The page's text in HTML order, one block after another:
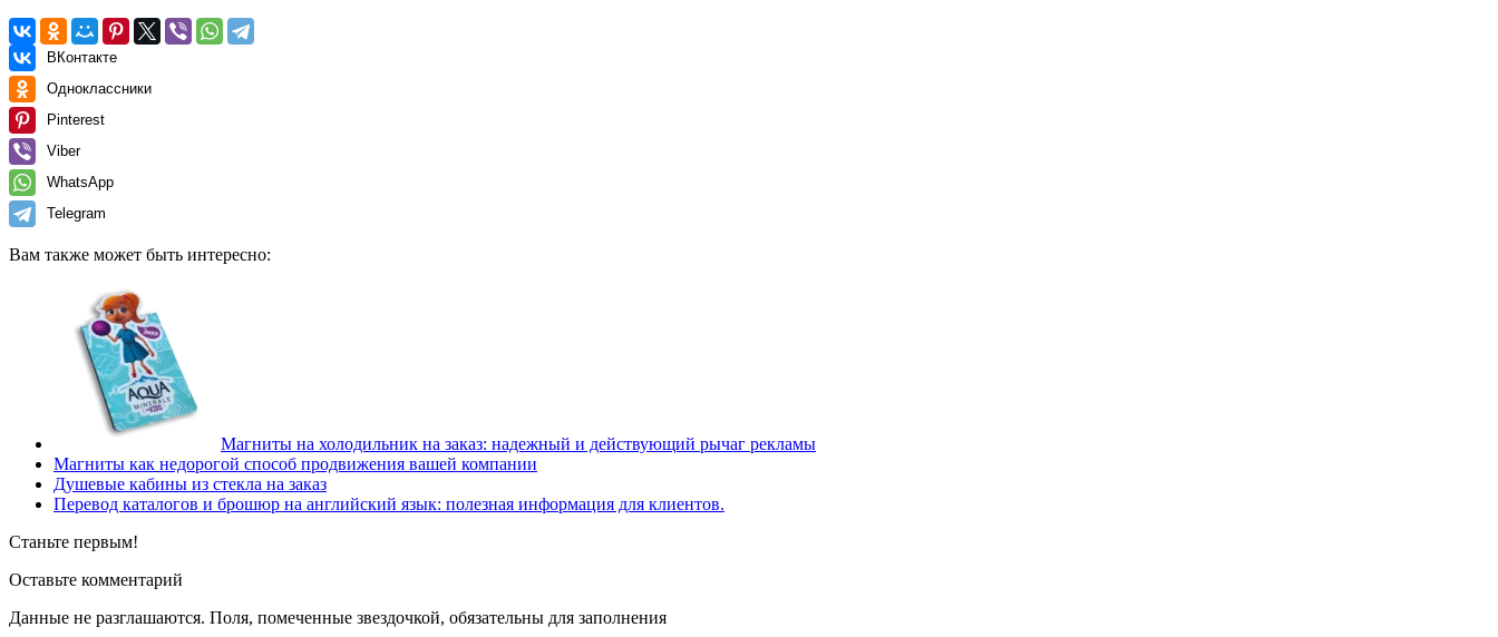
ВКонтакте
Одноклассники
Pinterest
Viber
WhatsApp
Telegram
Вам также может быть интересно:
Магниты на холодильник на заказ: надежный и действующий рычаг рекламы
Магниты как недорогой способ продвижения вашей компании
Душевые кабины из стекла на заказ
Перевод каталогов и брошюр на английский язык: полезная информация для клиентов.
Станьте первым!
Оставьте комментарий
Данные не разглашаются. Поля, помеченные звездочкой, обязательны для заполнения